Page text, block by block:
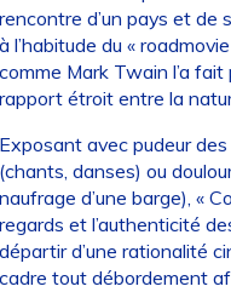
d’un pays et de
l’habitude du «
Mark Twain l’a fait
étroit entre la
avec pudeur
danses) ou
d’une barge), «
et l’authenticité
d’une rationalité
tout débordement